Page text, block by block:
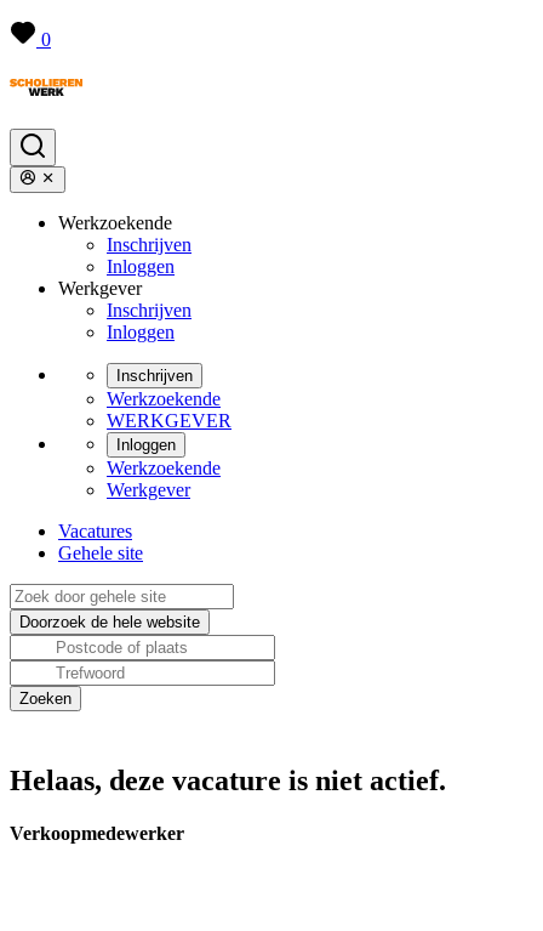
0
Werkzoekende
Inschrijven
Inloggen
Werkgever
Inschrijven
Inloggen
Inschrijven
Werkzoekende
WERKGEVER
Inloggen
Werkzoekende
Werkgever
Vacatures
Gehele site
Helaas, deze vacature is niet actief.
Verkoopmedewerker